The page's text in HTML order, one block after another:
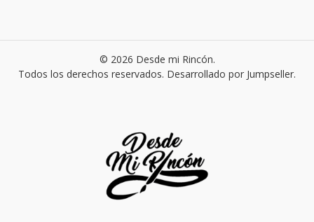
© 2026 Desde mi Rincón.
Todos los derechos reservados. Desarrollado por Jumpseller.